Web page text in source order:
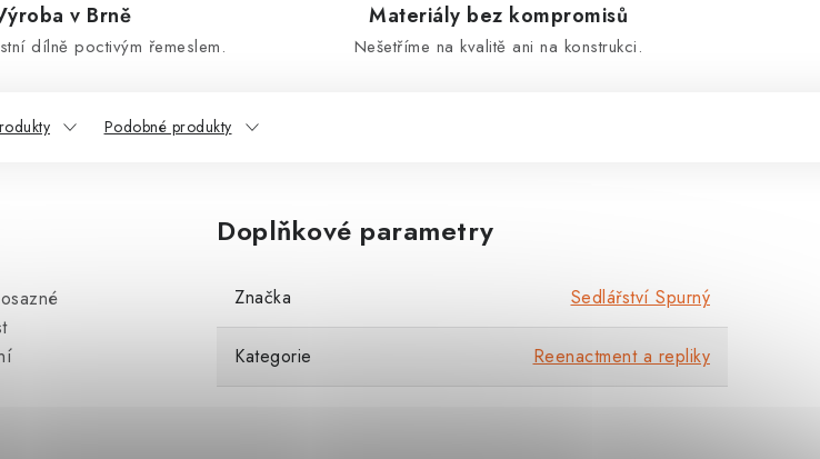
v Brně
dílně poctivým řemeslem.
Materiály bez kompromisů
Nešetříme na kvalitě ani na konstrukci.
Podobné produkty
Doplňkové parametry
Značka Sedlářství Spurný
Kategorie Reenactment a repliky